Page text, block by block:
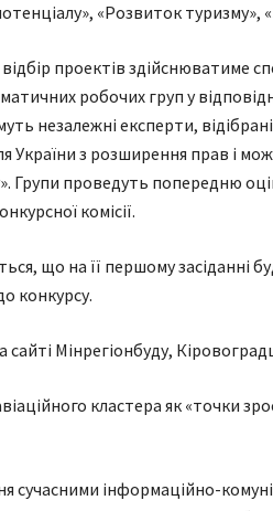
«Розвиток туризму»,
проектів здійснюватиме
робочих груп у
незалежні експерти,
України з розширення прав і
Групи проведуть попередню
комісії.
що на її першому засіданні
конкурсу.
сайті Мінрегіонбуду,
кластера як «точки
сучасними інформаційно-